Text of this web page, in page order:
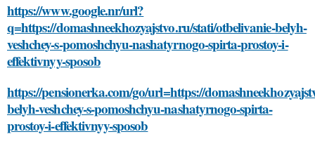
https://www.google.nr/url?
q=https://domashneekhozyajstvo.ru/stati/otbelivanie-belyh-
veshchey-s-pomoshchyu-nashatyrnogo-spirta-prostoy-i-
effektivnyy-sposob
https://pensionerka.com/go/url=https://
belyh-veshchey-s-pomoshchyu-nashatyrnogo-spirta-
prostoy-i-effektivnyy-sposob